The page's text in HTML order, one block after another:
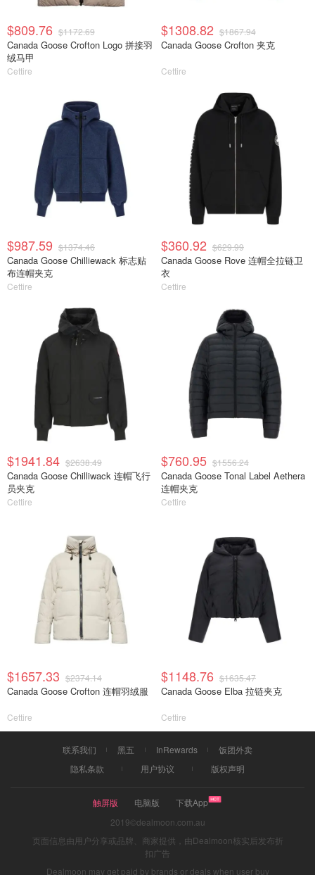
$809.76 $1172.69
Canada Goose Crofton Logo 拼接羽
绒马甲
Cettire
$1308.82 $1867.94
Canada Goose Crofton 夹克
Cettire
$987.59 $1374.46
Canada Goose Chilliewack 标志贴
布连帽夹克
Cettire
$360.92 $629.99
Canada Goose Rove 连帽全拉链卫
衣
Cettire
$1941.84 $2638.49
Canada Goose Chilliwack 连帽飞行
员夹克
Cettire
$760.95 $1556.24
Canada Goose Tonal Label Aethera
连帽夹克
Cettire
$1657.33 $2374.14
Canada Goose Crofton 连帽羽绒服
Cettire
$1148.76 $1635.47
Canada Goose Elba 拉链夹克
Cettire
联系我们 黑五 InRewards
饭团外卖
隐私条款
用户协议 版权声明
触屏版 电脑版
下载App
2019©dealmoon.com.au
页面信息由用户分享或品牌、商家提供，由Dealmoon核实后发布折
扣广告
Dealmoon may get paid by brands or deals when user buy